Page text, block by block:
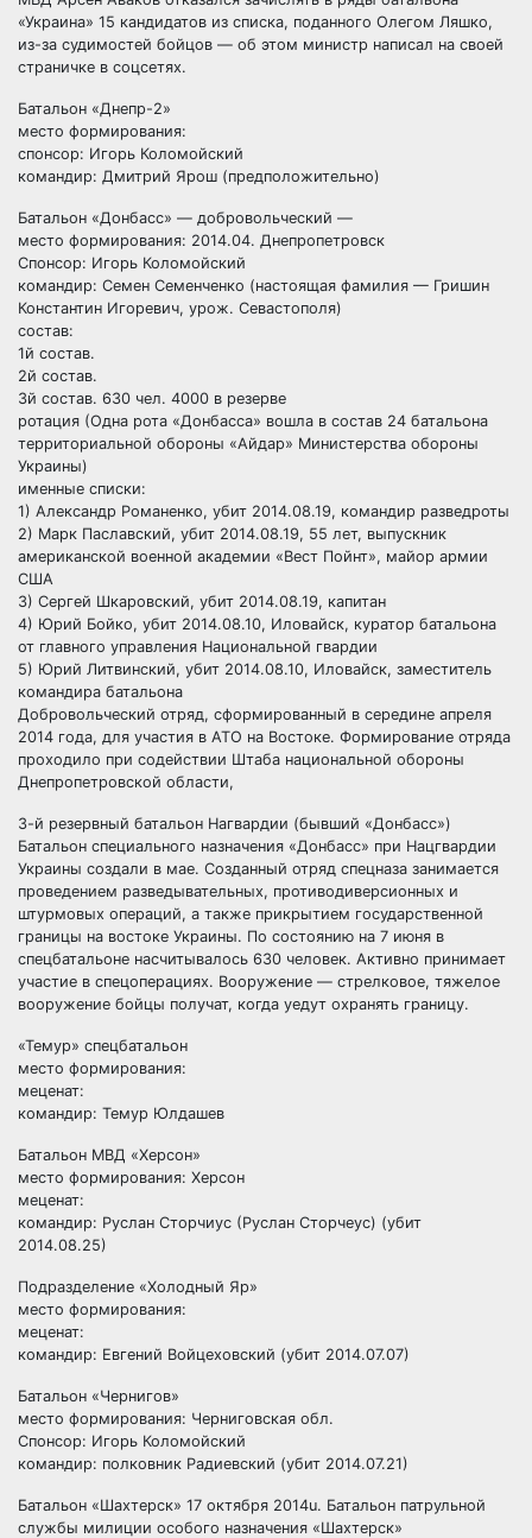
«Украина» 15 кандидатов из списка, поданного Олегом Ляшко,
из-за судимостей бойцов — об этом министр написал на своей
страничке в соцсетях.
Батальон «Днепр-2»
место формирования:
спонсор: Игорь Коломойский
командир: Дмитрий Ярош (предположительно)
Батальон «Донбасс» — добровольческий —
место формирования: 2014.04. Днепропетровск
Спонсор: Игорь Коломойский
командир: Семен Семенченко (настоящая фамилия — Гришин
Константин Игоревич, урож. Севастополя)
состав:
1й состав.
2й состав.
3й состав. 630 чел. 4000 в резерве
ротация (Одна рота «Донбасса» вошла в состав 24 батальона
территориальной обороны «Айдар» Министерства обороны
Украины)
именные списки:
1) Александр Романенко, убит 2014.08.19, командир разведроты
2) Марк Паславский, убит 2014.08.19, 55 лет, выпускник
американской военной академии «Вест Пойнт», майор армии
США
3) Сергей Шкаровский, убит 2014.08.19, капитан
4) Юрий Бойко, убит 2014.08.10, Иловайск, куратор батальона
от главного управления Национальной гвардии
5) Юрий Литвинский, убит 2014.08.10, Иловайск, заместитель
командира батальона
Добровольческий отряд, сформированный в середине апреля
2014 года, для участия в АТО на Востоке. Формирование отряда
проходило при содействии Штаба национальной обороны
Днепропетровской области,
3-й резервный батальон Нагвардии (бывший «Донбасс»)
Батальон специального назначения «Донбасс» при Нацгвардии
Украины создали в мае. Созданный отряд спецназа занимается
проведением разведывательных, противодиверсионных и
штурмовых операций, а также прикрытием государственной
границы на востоке Украины. По состоянию на 7 июня в
спецбатальоне насчитывалось 630 человек. Активно принимает
участие в спецоперациях. Вооружение — стрелковое, тяжелое
вооружение бойцы получат, когда уедут охранять границу.
«Темур» спецбатальон
место формирования:
меценат:
командир: Темур Юлдашев
Батальон МВД «Херсон»
место формирования: Херсон
меценат:
командир: Руслан Сторчиус (Руслан Сторчеус) (убит
2014.08.25)
Подразделение «Холодный Яр»
место формирования:
меценат:
командир: Евгений Войцеховский (убит 2014.07.07)
Батальон «Чернигов»
место формирования: Черниговская обл.
Спонсор: Игорь Коломойский
командир: полковник Радиевский (убит 2014.07.21)
Батальон «Шахтерск» 17 октября 2014u. Батальон патрульной
службы милиции особого назначения «Шахтерск»